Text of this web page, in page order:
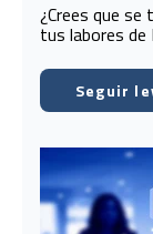
¿Crees que
tus labores de
Seguir